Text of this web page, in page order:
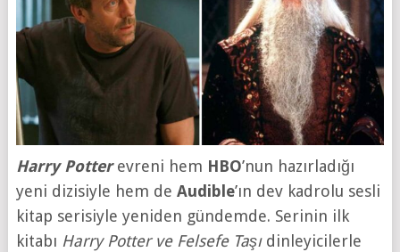
Harry Potter evreni hem HBO’nun hazırladığı
yeni dizisiyle hem de Audible’ın dev kadrolu sesli
kitap serisiyle yeniden gündemde. Serinin ilk
kitabı Harry Potter ve Felsefe Taşıdinleyicilerle